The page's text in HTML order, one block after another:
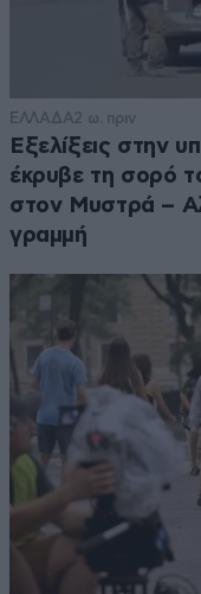
ΕΛΛΑΔΑ2 ω. πριν
Εξελίξεις στην
έκρυβε τη σορό
στον Μυστρά –
γραμμή